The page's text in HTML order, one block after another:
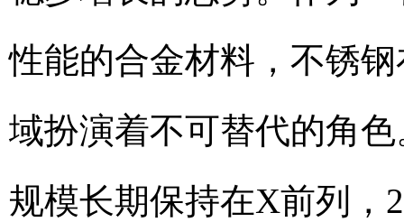
性能的合金材料，不锈
域扮演着不可替代的角
规模长期保持在X前列，